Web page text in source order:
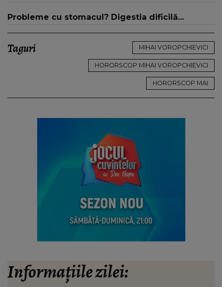
Probleme cu stomacul? Digestia dificilă...
Taguri MIHAI VOROPCHIEVICI
HORORSCOP MIHAI VOROPCHIEVICI
HORORSCOP MAI
Informațiile zilei: